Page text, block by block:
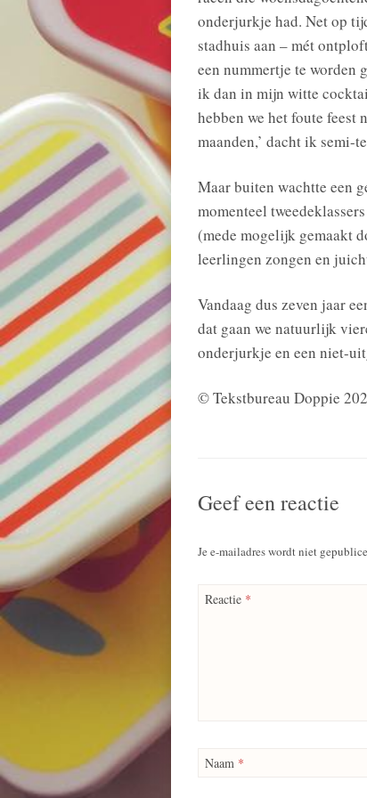
onderjurkje had. Net op
stadhuis aan – mét
een nummertje te worden
ik dan in mijn witte
hebben we het foute feest
maanden,’ dacht ik semi-
Maar buiten wachtte een
momenteel
(mede mogelijk gemaakt
leerlingen zongen en
Vandaag dus zeven jaar
dat gaan we natuurlijk
onderjurkje en een niet-
© Tekstbureau Doppie
Geef een reactie
Je e-mailadres wordt niet
Reactie *
Naam *